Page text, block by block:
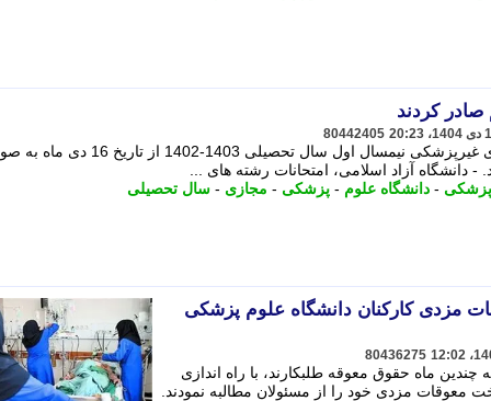
صادر کردند
80442405
دانشگاه آزاد اسلامی، امتحانات رشته های غیرپزشکی نیمسال اول سال تحصیلی 1403-1402
دانشگاه آزاد اسلامی، امتحانات رشته های ...
- دانشگاه علوم - پزشکی - مجازی - سال تحصیلی
مزدی کارکنان دانشگاه علوم پزشکی
80436275
ماه حقوق معوقه طلبکارند، با راه اندازی
معوقات مزدی خود را از مسئولان مطالبه نمودند.